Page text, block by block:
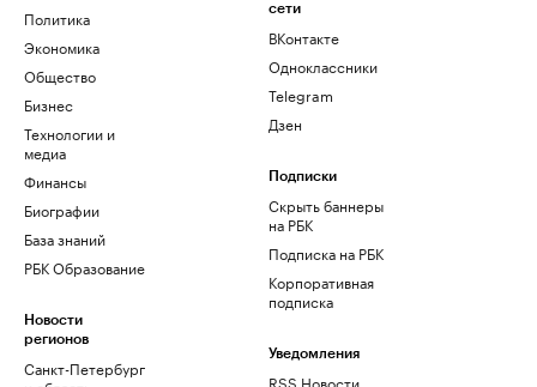
Политика
Экономика
Общество
Бизнес
Технологии и
медиа
Финансы
Биографии
База знаний
РБК Образование
Новости
регионов
Санкт-Петербург
сети
ВКонтакте
Одноклассники
Telegram
Дзен
Подписки
Скрыть баннеры
на РБК
Подписка на РБК
Корпоративная
подписка
Уведомления
RSS Новости